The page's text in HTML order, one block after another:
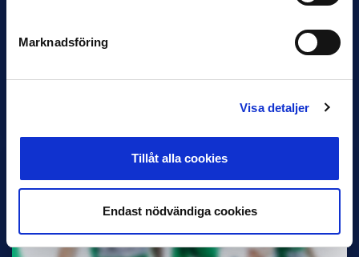
Marknadsföring
Visa detaljer
Tillåt alla cookies
Endast nödvändiga cookies
VM-spelare med förflutet i Allsvenskan
och Superettan
Bosnien & Hercegovina Armin Gigovic — Helsingborgs IF